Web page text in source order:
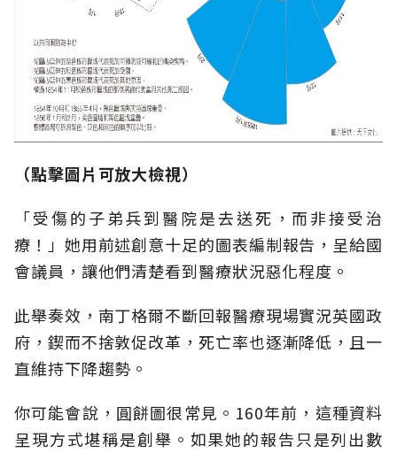
（點擊圖片可放大檢視）
「受傷的子弟兵到醫院是去送死，而非接受治
療！」她用前述創意十足的圖表編制報告，呈給國
會議員，讓他們清楚看到醫療狀況惡化程度。
此舉奏效，南丁格爾不斷回報醫療現場實況英國政
府，鍥而不捨敦促改革，死亡率也逐漸降低，且一
直維持下降趨勢。
你可能會說，圓餅圖很常見。160年前，這種資料
呈現方式堪稱是創舉。如果她的報告只是列出數